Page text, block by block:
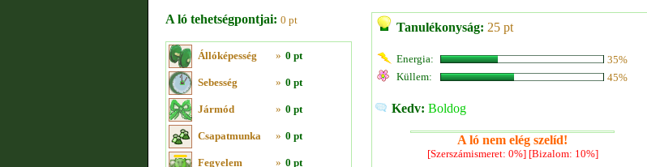
A ló tehetségpontjai: 0 pt
Állóképesség » 0 pt
Sebesség » 0 pt
Jármód » 0 pt
Csapatmunka » 0 pt
Fegyelem » 0 pt
Tanulékonyság: 25 pt
Energia:
35%
Küllem:
45%
Kedv: Boldog
A ló nem elég szelíd!
[Szerszámismeret: 0%] [Bizalom: 10%]